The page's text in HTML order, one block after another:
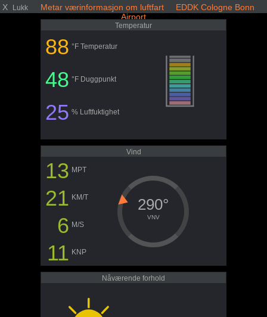
X Lukk
Metar værinformasjon om luftfart EDDK Cologne Bonn
Airport
Temperatur
88 °F Temperatur
48 °F Duggpunkt
25 % Luftfuktighet
Vind
13 MPT
21 KM/T
6 M/S
11 KNP
290°
VNV
Nåværende forhold